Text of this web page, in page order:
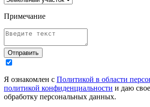
Примечание
Отправить
Я ознакомлен с Политикой в области
политикой конфиденциальности и даю
обработку персональных данных.